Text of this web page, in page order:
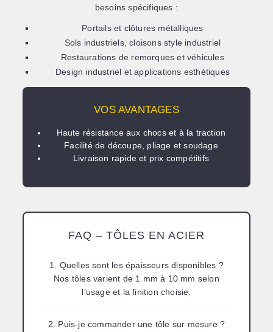
besoins spécifiques :
Portails et clôtures métalliques
Sols industriels, cloisons style industriel
Restaurations de remorques et véhicules
Design industriel et applications esthétiques
VOS AVANTAGES
Haute résistance aux chocs et à la traction
Facilité de découpe, pliage et soudage
Livraison rapide et prix compétitifs
FAQ – TÔLES EN ACIER
1. Quelles sont les épaisseurs disponibles ?
Nos tôles varient de 1 mm à 10 mm selon
l’usage et la finition choisie.
2. Puis-je commander une tôle sur mesure ?